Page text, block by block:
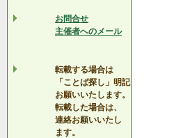
お問合せ
主催者へのメール
転載する場合は
「ことば探し」明記
お願いいたします。
転載した場合は、
連絡お願いいたし
ます。